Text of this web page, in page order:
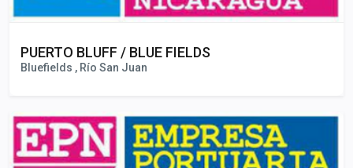
PUERTO BLUFF / BLUE FIELDS
Bluefields , Río San Juan